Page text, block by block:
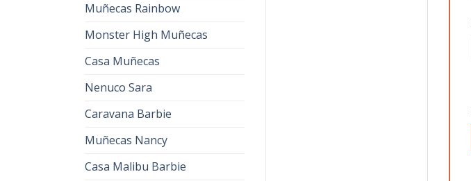
Muñecas Rainbow
Monster High Muñecas
Casa Muñecas
Nenuco Sara
Caravana Barbie
Muñecas Nancy
Casa Malibu Barbie